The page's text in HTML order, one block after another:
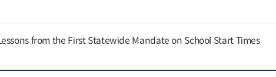
from the First Statewide Mandate on School Start Times